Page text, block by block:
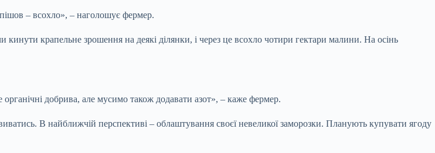
– всохло», – наголошує фермер.
крапельне зрошення на деякі ділянки, і через це всохло чотири гектари малини. На осінь
добрива, але мусимо також додавати азот», – каже фермер.
В найближчій перспективі – облаштування своєї невеликої заморозки. Планують купувати ягоду